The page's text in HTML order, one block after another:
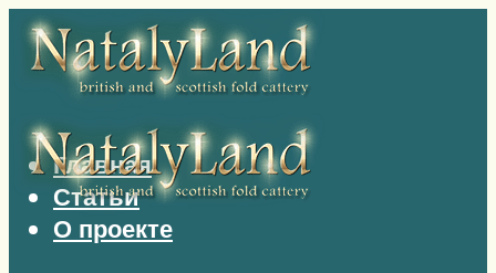
Главная
Статьи
О проекте